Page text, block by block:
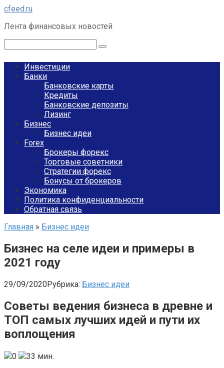
Перейти
контенту
cfeed.ru
Лента финансовых новостей
Инвестиции
Банки
Банковские карты
Кредиты
Банковские депозиты
Лизинг
Бизнес
Бизнес идеи
Forex
Брокеры форекс
Торговые советники
Стратегии форекс
Бонусы от брокеров
Экономика
Политика конфиденциальности
Обратная связь
Главная » Бизнес идеи
Бизнес на селе идеи и примеры в
2021 году
29/09/2020Рубрика: Бизнес идеи
Советы ведения бизнеса в древне и
ТОП самых лучших идей и пути их
воплощения
0
33 мин.